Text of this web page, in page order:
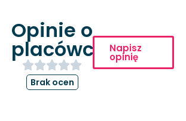
Opinie o
placówce
Brak ocen
Napisz
opinię